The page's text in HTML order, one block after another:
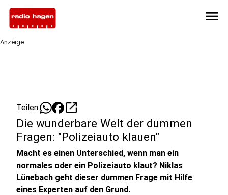
menu
Anzeige
Teilen: open_in_new
Die wunderbare Welt der dummen
Fragen: "Polizeiauto klauen"
Macht es einen Unterschied, wenn man ein
normales oder ein Polizeiauto klaut? Niklas
Lünebach geht dieser dummen Frage mit Hilfe
eines Experten auf den Grund.